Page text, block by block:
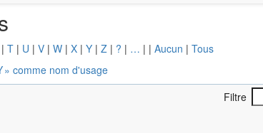
| T | U | V | W | X | Y | Z | ? | … | | Aucun | Tous
» comme nom d'usage
Filtre